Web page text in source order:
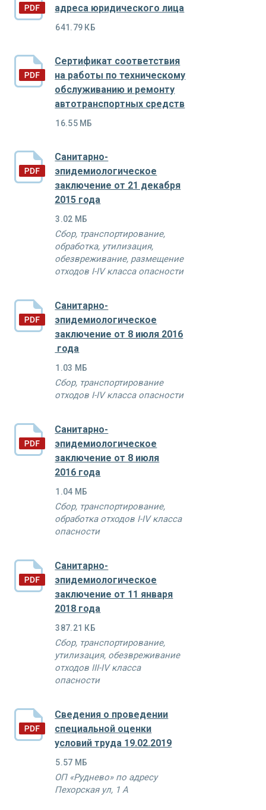
адреса юридического лица
641.79 КБ
Сертификат соответствия
на работы по техническому
обслуживанию и ремонту
автотранспортных средств
16.55 МБ
Санитарно-
эпидемиологическое
заключение от 21 декабря
2015 года
3.02 МБ
Cбор, транспортирование,
обработка, утилизация,
обезвреживание, размещение
отходов I-IV класса опасности
Санитарно-
эпидемиологическое
заключение от 8 июля 2016
года
1.03 МБ
Сбор, транспортирование
отходов I-IV класса опасности
Санитарно-
эпидемиологическое
заключение от 8 июля
2016 года
1.04 МБ
Сбор, транспортирование,
обработка отходов I-IV класса
опасности
Санитарно-
эпидемиологическое
заключение от 11 января
2018 года
387.21 КБ
Сбор, транспортирование,
утилизация, обезвреживание
отходов III-IV класса
опасности
Сведения о проведении
специальной оценки
условий труда 19.02.2019
5.57 МБ
ОП «Руднево» по адресу
Пехорская ул, 1 А